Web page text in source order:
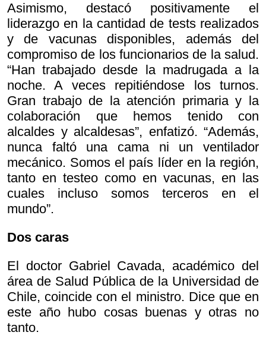
Asimismo, destacó positivamente el
liderazgo en la cantidad de tests realizados
y de vacunas disponibles, además del
compromiso de los funcionarios de la salud.
“Han trabajado desde la madrugada a la
noche. A veces repitiéndose los turnos.
Gran trabajo de la atención primaria y la
colaboración que hemos tenido con
alcaldes y alcaldesas”, enfatizó. “Además,
nunca faltó una cama ni un ventilador
mecánico. Somos el país líder en la región,
tanto en testeo como en vacunas, en las
cuales incluso somos terceros en el
mundo”.
Dos caras
El doctor Gabriel Cavada, académico del
área de Salud Pública de la Universidad de
Chile, coincide con el ministro. Dice que en
este año hubo cosas buenas y otras no
tanto.